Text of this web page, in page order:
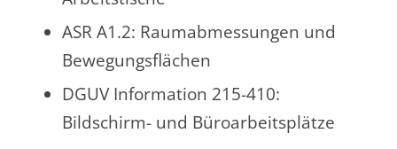
ASR A1.2: Raumabmessungen und
Bewegungsflächen
DGUV Information 215-410:
Bildschirm- und Büroarbeitsplätze